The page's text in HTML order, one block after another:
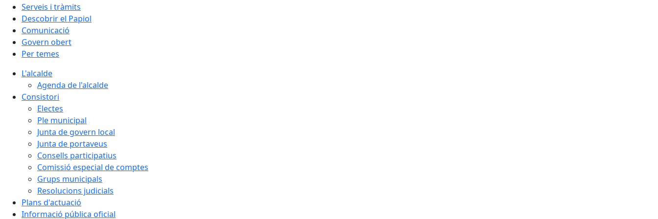
Serveis i tràmits
Descobrir el Papiol
Comunicació
Govern obert
Per temes
L'alcalde
Agenda de l'alcalde
Consistori
Electes
Ple municipal
Junta de govern local
Junta de portaveus
Consells participatius
Comissió especial de comptes
Grups municipals
Resolucions judicials
Plans d'actuació
Informació pública oficial